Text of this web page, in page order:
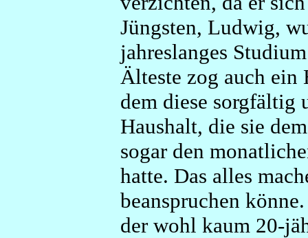
Jüngsten, Ludwig,
jahreslanges
Älteste zog auch ein
dem diese sorgfältig
Haushalt, die sie
sogar den
hatte. Das alles
beanspruchen
der wohl kaum 20-